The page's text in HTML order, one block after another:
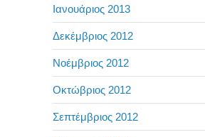
Ιανουάριος 2013
Δεκέμβριος 2012
Νοέμβριος 2012
Οκτώβριος 2012
Σεπτέμβριος 2012